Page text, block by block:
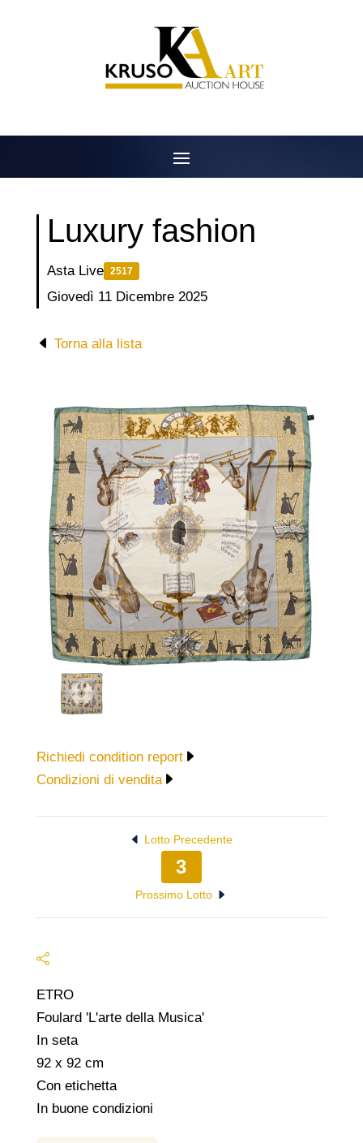
Luxury fashion
Asta Live 2517
Giovedì 11 Dicembre 2025
Torna alla lista
Richiedi condition report
Condizioni di vendita
Lotto Precedente
3
Prossimo Lotto
ETRO
Foulard 'L'arte della Musica'
In seta
92 x 92 cm
Con etichetta
In buone condizioni